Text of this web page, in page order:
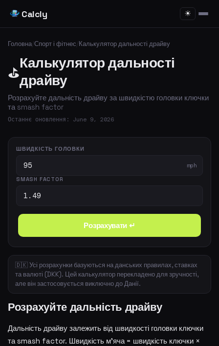
Calcly ☀
Головна/Спорт і фітнес/Калькулятор дальності драйву
⛳
Калькулятор дальності
драйву
Розрахуйте дальність драйву за швидкістю головки ключки
та smash factor
Останнє оновлення: June 9, 2026
ШВИДКІСТЬ ГОЛОВКИ
mph
SMASH FACTOR
Розрахувати ↵
🇩🇰 Усі розрахунки базуються на данських правилах, ставках
та валюті (DKK). Цей калькулятор перекладено для зручності,
але він застосовується виключно до Данії.
Розрахуйте дальність драйву
Дальність драйву залежить від швидкості головки ключки
та smash factor. Швидкість м'яча = швидкість ключки ×